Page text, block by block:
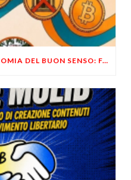
LIBERTÀ, PRIVACY ED ECONOMIA DEL BUON SENSO: FACCO E MUSUMECI A CASALECCHIO DI RENO (BO)